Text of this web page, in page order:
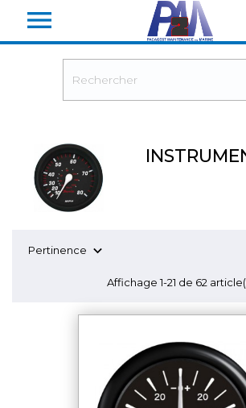

Pertinence 
Affichage 1-21 de 62